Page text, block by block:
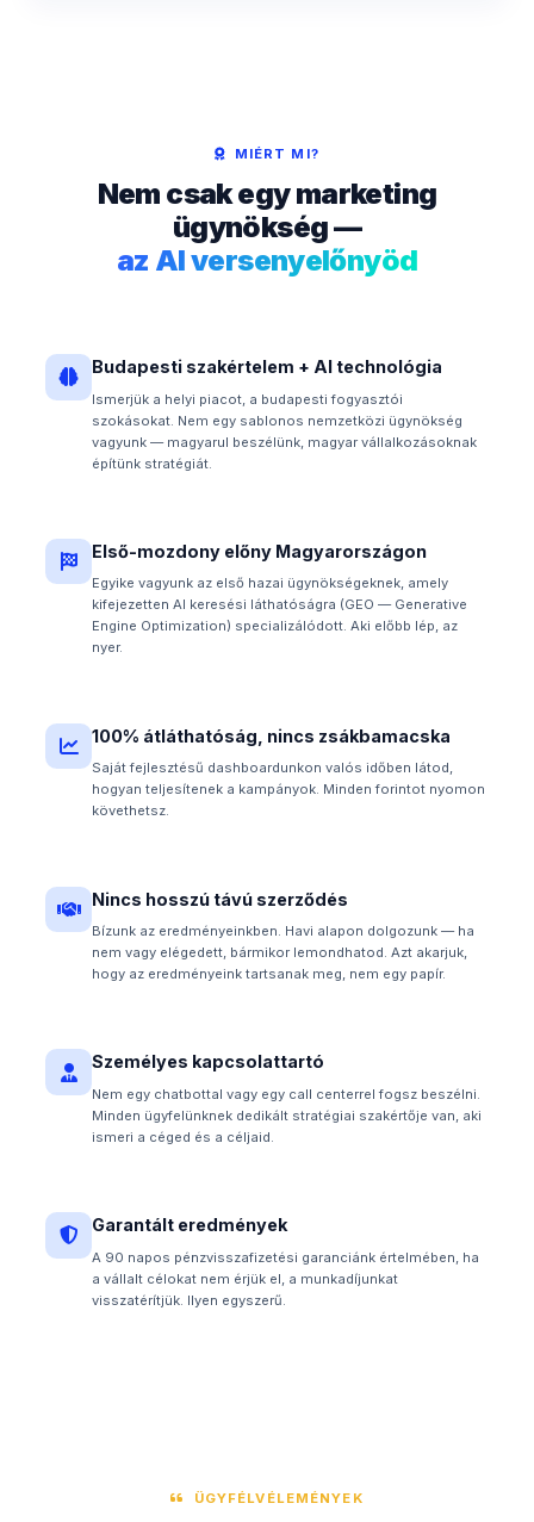
MIÉRT MI?
Nem csak egy marketing
ügynökség —
az AI versenyelőnyöd
Budapesti szakértelem + AI technológia
Ismerjük a helyi piacot, a budapesti fogyasztói
szokásokat. Nem egy sablonos nemzetközi ügynökség
vagyunk — magyarul beszélünk, magyar vállalkozásoknak
építünk stratégiát.
Első-mozdony előny Magyarországon
Egyike vagyunk az első hazai ügynökségeknek, amely
kifejezetten AI keresési láthatóságra (GEO — Generative
Engine Optimization) specializálódott. Aki előbb lép, az
nyer.
100% átláthatóság, nincs zsákbamacska
Saját fejlesztésű dashboardunkon valós időben látod,
hogyan teljesítenek a kampányok. Minden forintot nyomon
követhetsz.
Nincs hosszú távú szerződés
Bízunk az eredményeinkben. Havi alapon dolgozunk — ha
nem vagy elégedett, bármikor lemondhatod. Azt akarjuk,
hogy az eredményeink tartsanak meg, nem egy papír.
Személyes kapcsolattartó
Nem egy chatbottal vagy egy call centerrel fogsz beszélni.
Minden ügyfelünknek dedikált stratégiai szakértője van, aki
ismeri a céged és a céljaid.
Garantált eredmények
A 90 napos pénzvisszafizetési garanciánk értelmében, ha
a vállalt célokat nem érjük el, a munkadíjunkat
visszatérítjük. Ilyen egyszerű.
ÜGYFÉLVÉLEMÉNYEK